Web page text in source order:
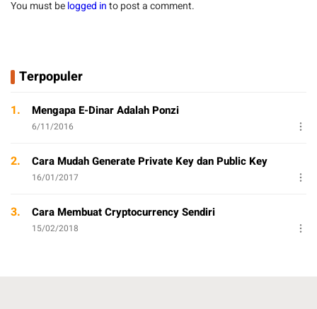
You must belogged into post a comment.
Terpopuler
1. Mengapa E-Dinar Adalah Ponzi
6/11/2016
2. Cara Mudah Generate Private Key dan Public Key
16/01/2017
3. Cara Membuat Cryptocurrency Sendiri
15/02/2018